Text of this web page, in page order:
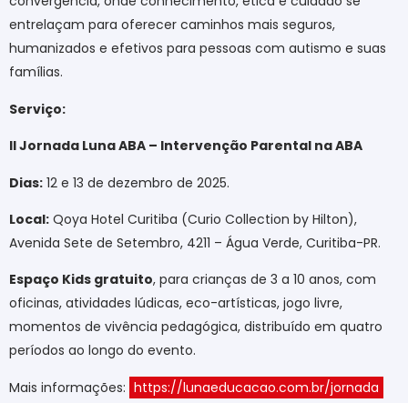
entrelaçam para oferecer caminhos mais seguros,
humanizados e efetivos para pessoas com autismo e suas
famílias.
Serviço:
II Jornada Luna ABA – Intervenção Parental na ABA
Dias: 12 e 13 de dezembro de 2025.
Local: Qoya Hotel Curitiba (Curio Collection by Hilton),
Avenida Sete de Setembro, 4211 – Água Verde, Curitiba-PR.
Espaço Kids gratuito, para crianças de 3 a 10 anos, com
oficinas, atividades lúdicas, eco-artísticas, jogo livre,
momentos de vivência pedagógica, distribuído em quatro
períodos ao longo do evento.
Mais informações: https://lunaeducacao.com.br/jornada